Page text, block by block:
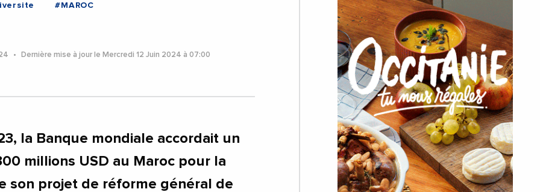
#MAROC
Dernière mise à jour le Mercredi 12 Juin 2024 à 07:00
la Banque mondiale accordait un
millions USD au Maroc pour la
son projet de réforme général de